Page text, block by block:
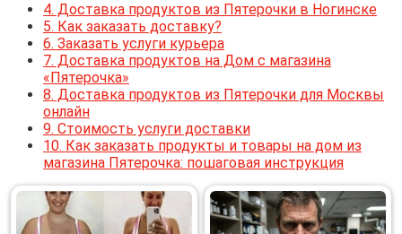
4. Доставка продуктов из Пятерочки в Ногинске
5. Как заказать доставку?
6. Заказать услуги курьера
7. Доставка продуктов на Дом с магазина
«Пятерочка»
8. Доставка продуктов из Пятерочки для Москвы
онлайн
9. Стоимость услуги доставки
10. Как заказать продукты и товары на дом из
магазина Пятерочка: пошаговая инструкция